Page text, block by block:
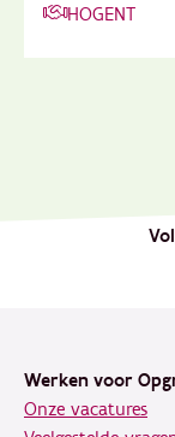
HOGENT
Werken voor
Onze vacatures